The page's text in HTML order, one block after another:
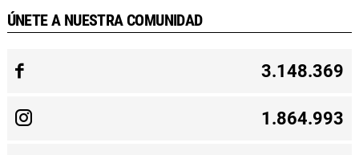
ÚNETE A NUESTRA COMUNIDAD
3.148.369
1.864.993